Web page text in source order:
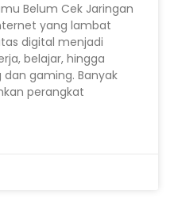
Belum Cek Jaringan
yang lambat
digital menjadi
belajar, hingga
gaming. Banyak
perangkat